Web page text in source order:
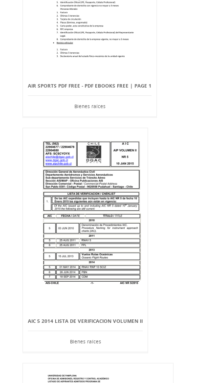
AIR SPORTS PDF FREE - PDF EBOOKS FREE | PAGE 1
Bienes raíces
AIC 5 2014 LISTA DE VERIFICACION VOLUMEN II
Bienes raíces